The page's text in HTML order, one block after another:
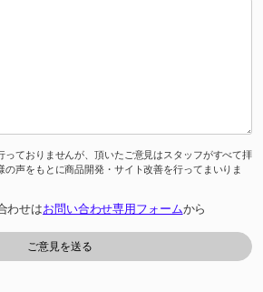
っておりませんが、頂いたご意見はスタッフがすべて拝
の声をもとに商品開発・サイト改善を行ってまいりま
わせはお問い合わせ専用フォームから